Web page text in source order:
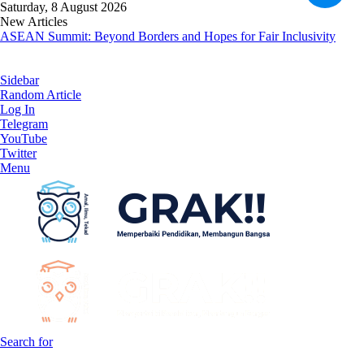
Saturday, 8 August 2026
New Articles
ASEAN Summit: Beyond Borders and Hopes for Fair Inclusivity
Sidebar
Random Article
Log In
Telegram
YouTube
Twitter
Menu
Search for